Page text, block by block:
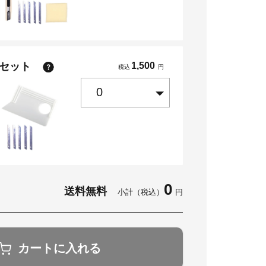
ット 税込 1,500 円
送料無料 小計（税込） 0 円
カートに入れる